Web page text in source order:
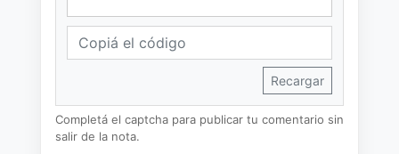
Recargar
Completá el captcha para publicar tu comentario sin
salir de la nota.